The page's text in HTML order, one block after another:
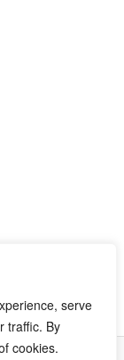
serve
traffic. By
cookies.